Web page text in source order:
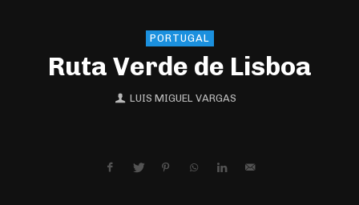
PORTUGAL
Ruta Verde de Lisboa
LUIS MIGUEL VARGAS